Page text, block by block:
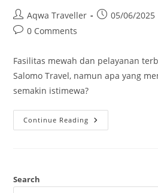
Post
author:
Aqwa Traveller
Post05/06/2025
Post0 Comments
Fasilitas mewah dan pelayanan
Salomo Travel, namun apa yang
semakin istimewa?
Continue Reading Cv.
Salomo
Search